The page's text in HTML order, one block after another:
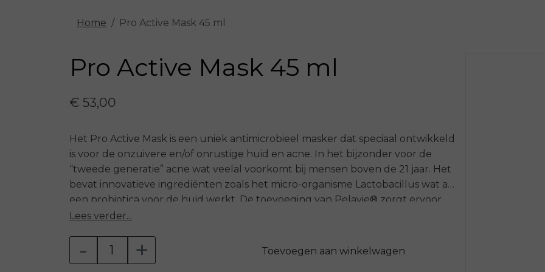
Home Pro Active Mask 45 ml
Pro Active Mask 45 ml
€ 53,00
Het Pro Active Mask is een uniek antimicrobieel masker dat speciaal ontwikkeld
is voor de onzuivere en/of onrustige huid en acne. In het bijzonder voor de
“tweede generatie” acne wat veelal voorkomt bij mensen boven de 21 jaar. Het
bevat innovatieve ingrediënten zoals het micro-organisme Lactobacillus wat als
een probiotica voor de huid werkt. De toevoeging van Pelavie® zorgt ervoor
dat de huid intensief gezuiverd wordt en roodheid vermindert. Zuurstof komt
De Abessijnse olie heeft een krachtige ontstekingsremmende werking, biedt
een natuurlijke bescherming van de huid en voorkomt verstopping van de
Lees verder...
- + Toevoegen aan winkelwagen